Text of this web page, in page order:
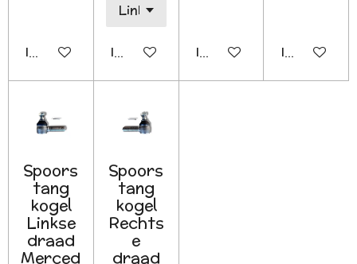
In winkelwagenIn winkelwagenIn winkelwagen
In
Spoors
tang
kogel
Linkse
draad
Merced
Spoors
tang
kogel
Rechts
e
draad